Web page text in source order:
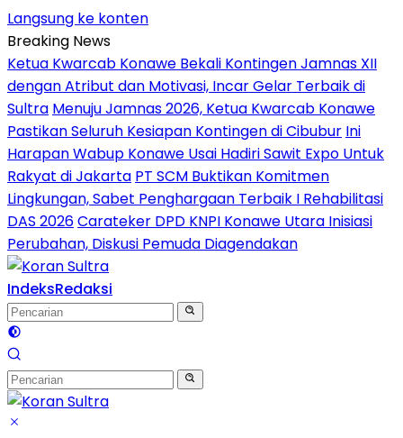
Langsung ke konten
Breaking News
Ketua Kwarcab Konawe Bekali Kontingen Jamnas XII
dengan Atribut dan Motivasi, Incar Gelar Terbaik di
Sultra Menuju Jamnas 2026, Ketua Kwarcab Konawe
Pastikan Seluruh Kesiapan Kontingen di Cibubur Ini
Harapan Wabup Konawe Usai Hadiri Sawit Expo Untuk
Rakyat di Jakarta PT SCM Buktikan Komitmen
Lingkungan, Sabet Penghargaan Terbaik I Rehabilitasi
DAS 2026Carateker DPD KNPI Konawe Utara Inisiasi
Perubahan, Diskusi Pemuda Diagendakan
IndeksRedaksi